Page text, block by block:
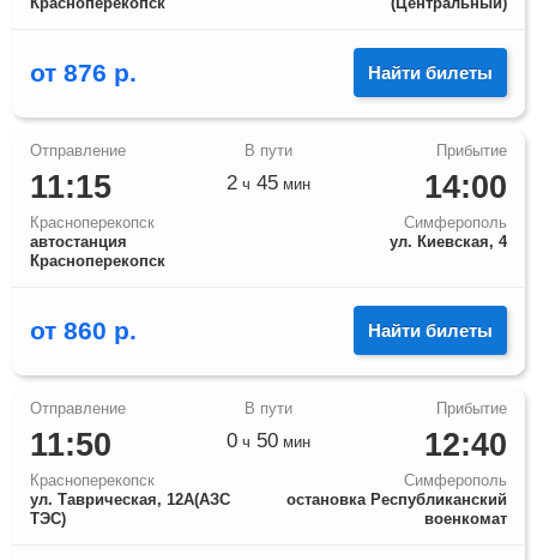
от 876 р. Найти билеты
11:15
Красноперекопск
автостанция
Красноперекопск
14:00
Симферополь
ул. Киевская, 4
2 ч 45 мин
от 860 р. Найти билеты
11:50
Красноперекопск
ул. Таврическая, 12А(АЗС
ТЭС)
12:40
Симферополь
остановка Республиканский
военкомат
0 ч 50 мин